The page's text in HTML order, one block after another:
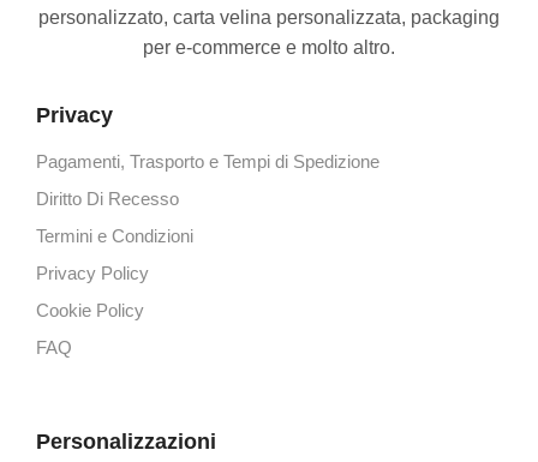
personalizzato, carta velina personalizzata, packaging
per e-commerce e molto altro.
Privacy
Pagamenti, Trasporto e Tempi di Spedizione
Diritto Di Recesso
Termini e Condizioni
Privacy Policy
Cookie Policy
FAQ
Personalizzazioni